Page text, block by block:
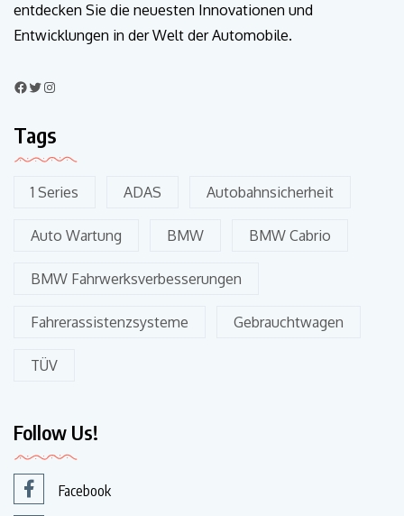
entdecken Sie die neuesten Innovationen und
Entwicklungen in der Welt der Automobile.
Tags
1 Series ADAS Autobahnsicherheit
Auto Wartung BMW BMW Cabrio
BMW Fahrwerksverbesserungen
Fahrerassistenzsysteme Gebrauchtwagen
TÜV
Follow Us!
Facebook